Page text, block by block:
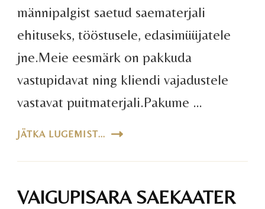
männipalgist saetud saematerjali
ehituseks, tööstusele, edasimüüjatele
jne.Meie eesmärk on pakkuda
vastupidavat ning kliendi vajadustele
vastavat puitmaterjali.Pakume …
JÄTKA LUGEMIST...
VAIGUPISARA SAEKAATER